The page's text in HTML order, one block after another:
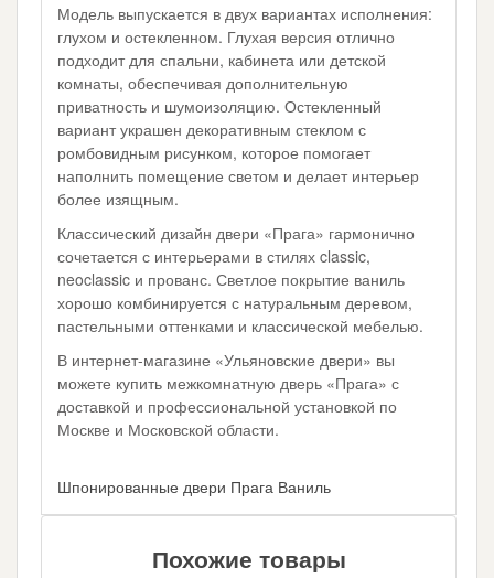
Модель выпускается в двух вариантах исполнения:
глухом и остекленном. Глухая версия отлично
подходит для спальни, кабинета или детской
комнаты, обеспечивая дополнительную
приватность и шумоизоляцию. Остекленный
вариант украшен декоративным стеклом с
ромбовидным рисунком, которое помогает
наполнить помещение светом и делает интерьер
более изящным.
Классический дизайн двери «Прага» гармонично
сочетается с интерьерами в стилях classic,
neoclassic и прованс. Светлое покрытие ваниль
хорошо комбинируется с натуральным деревом,
пастельными оттенками и классической мебелью.
В интернет-магазине «Ульяновские двери» вы
можете купить межкомнатную дверь «Прага» с
доставкой и профессиональной установкой по
Москве и Московской области.
Шпонированные двери Прага Ваниль
Похожие товары